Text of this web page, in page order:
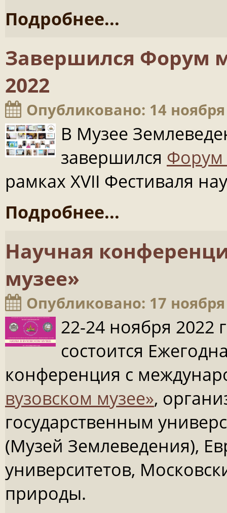
Подробнее...
Завершился Форум
2022
Опубликовано: 14
В Музее
завершился Форум
рамках XVII Фестиваля
Подробнее...
Научная
музее»
Опубликовано: 17
22-24 ноября 2022
состоится
конференция с
вузовском музее»,
государственным
(Музей Землеведения),
университетов,
природы.